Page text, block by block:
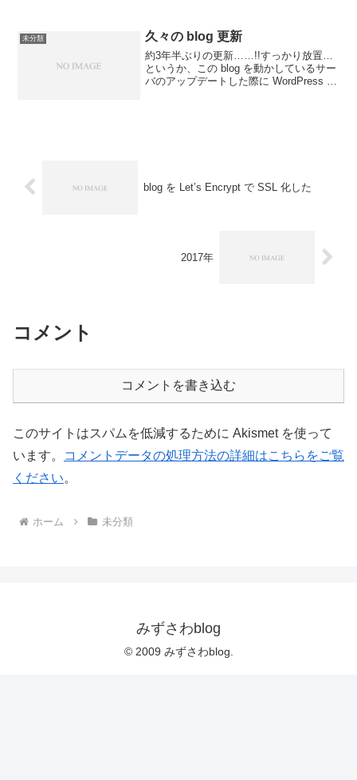
未分類 久々の blog 更新
約3年半ぶりの更新……!!すっかり放置…
というか、この blog を動かしているサー
バのアップデートした際に WordPress が
blog を Let’s Encrypt で SSL 化した
2017年
コメント
コメントを書き込む
このサイトはスパムを低減するために Akismet を使って
います。
コメントデータの処理方法の詳細はこちらをご覧
ください。
ホーム 未分類
みずさわblog
© 2009 みずさわblog.